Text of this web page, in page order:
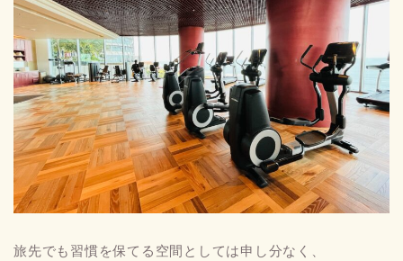
旅先でも習慣を保てる空間としては申し分なく、